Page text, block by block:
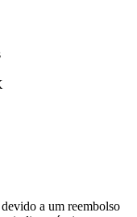
a um reembolso